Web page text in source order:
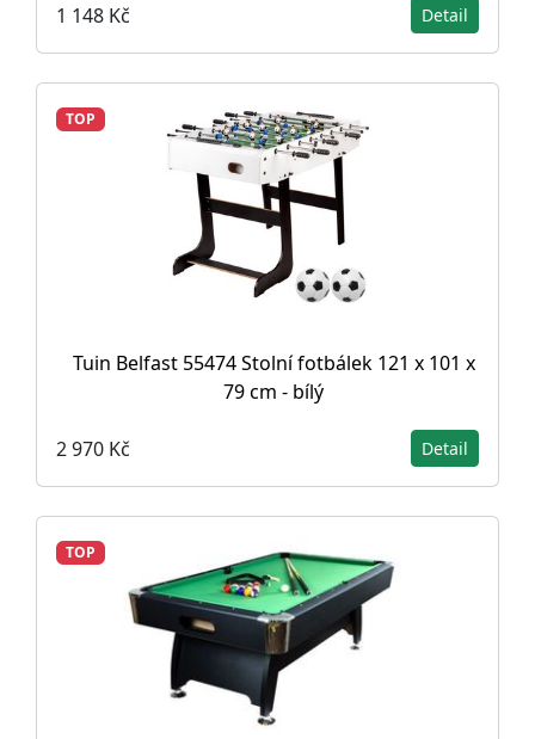
1 148 Kč Detail
TOP
Tuin Belfast 55474 Stolní fotbálek 121 x 101 x
79 cm - bílý
2 970 Kč Detail
TOP